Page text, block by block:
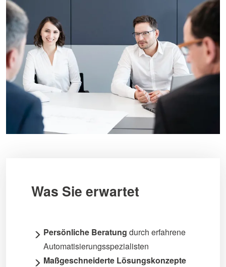
Was Sie erwartet
Persönliche Beratung durch erfahrene
Automatisierungsspezialisten
Maßgeschneiderte Lösungskonzepte